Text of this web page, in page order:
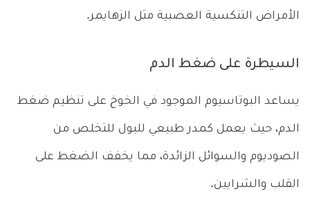
الأمراض التنكسية العصبية مثل الزهايمر.
السيطرة على ضغط الدم
يساعد البوتاسيوم الموجود في الخوخ على تنظيم ضغط
الدم، حيث يعمل كمدر طبيعي للبول للتخلص من
الصوديوم والسوائل الزائدة، مما يخفف الضغط على
القلب والشرايين.